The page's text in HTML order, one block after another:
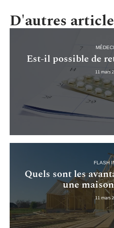
D'autres
Est-il possible de
11 mars
FLASH
Quels sont les
une
11 mars